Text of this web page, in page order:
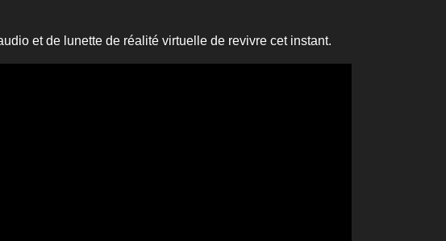
et de lunette de réalité virtuelle de revivre cet instant.